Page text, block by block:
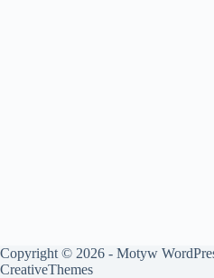
Copyright © 2026 - Motyw
CreativeThemes